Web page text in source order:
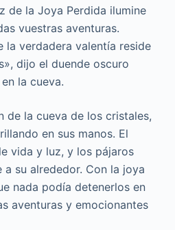
de la Joya Perdida ilumine
vuestras aventuras.
la verdadera valentía reside
dijo el duende oscuro
la cueva.
de la cueva de los cristales,
en sus manos. El
vida y luz, y los pájaros
a su alrededor. Con la joya
nada podía detenerlos en
aventuras y emocionantes